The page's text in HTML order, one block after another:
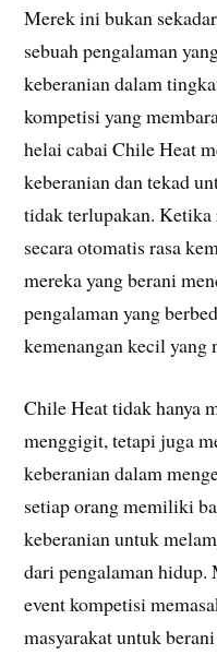
Merek ini bukan
sebuah pengalaman
keberanian dalam
kompetisi yang
helai cabai Chile Heat
keberanian dan tekad
tidak terlupakan. Ketika
secara otomatis rasa
mereka yang berani
pengalaman yang
kemenangan kecil yang
Chile Heat tidak hanya
menggigit, tetapi juga
keberanian dalam
setiap orang memiliki
keberanian untuk
dari pengalaman hidup.
event kompetisi
masyarakat untuk